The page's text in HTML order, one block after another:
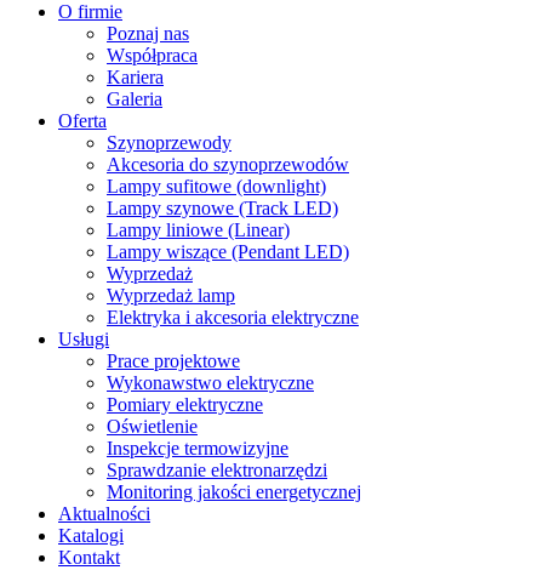
O firmie
Poznaj nas
Współpraca
Kariera
Galeria
Oferta
Szynoprzewody
Akcesoria do szynoprzewodów
Lampy sufitowe (downlight)
Lampy szynowe (Track LED)
Lampy liniowe (Linear)
Lampy wiszące (Pendant LED)
Wyprzedaż
Wyprzedaż lamp
Elektryka i akcesoria elektryczne
Usługi
Prace projektowe
Wykonawstwo elektryczne
Pomiary elektryczne
Oświetlenie
Inspekcje termowizyjne
Sprawdzanie elektronarzędzi
Monitoring jakości energetycznej
Aktualności
Katalogi
Kontakt